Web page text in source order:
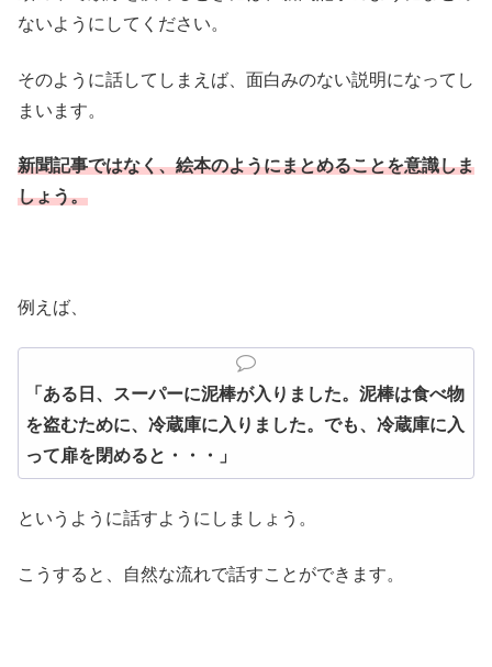
ないようにしてください。
そのように話してしまえば、面白みのない説明になってし
まいます。
新聞記事ではなく、絵本のようにまとめることを意識しま
しょう。
例えば、
「ある日、スーパーに泥棒が入りました。泥棒は食べ物
を盗むために、冷蔵庫に入りました。でも、冷蔵庫に入
って扉を閉めると・・・」
というように話すようにしましょう。
こうすると、自然な流れで話すことができます。